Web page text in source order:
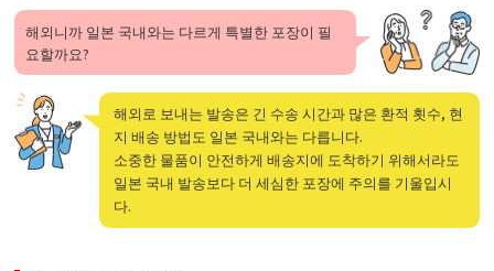
해외니까 일본 국내와는 다르게 특별한 포장이 필
요할까요?
해외로 보내는 발송은 긴 수송 시간과 많은 환적 횟수, 현
지 배송 방법도 일본 국내와는 다릅니다.
소중한 물품이 안전하게 배송지에 도착하기 위해서라도
일본 국내 발송보다 더 세심한 포장에 주의를 기울입시
다.